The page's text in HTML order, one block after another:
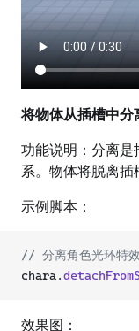
将物体从插槽中分
功能说明：分离是
系。物体将脱离插
示例脚本：
// 分离角色光环特效
chara.
效果图：